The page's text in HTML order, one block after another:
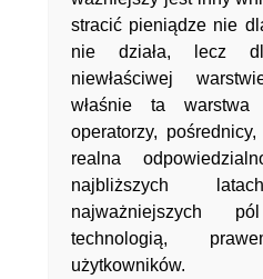
stracić pieniądze nie
nie działa, lecz
niewłaściwej
właśnie ta warstwa
operatorzy,
realna
najbliższych
najważniejszych
technologią,
użytkowników.